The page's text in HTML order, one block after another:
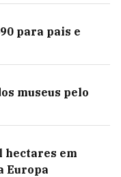
para pais e
museus pelo
hectares em
Europa